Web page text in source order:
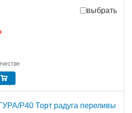
выбрать
P40 Торт радуга переливы